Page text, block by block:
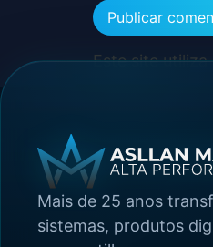
Este site utiliza
Mais de 25 anos
sistemas, produtos